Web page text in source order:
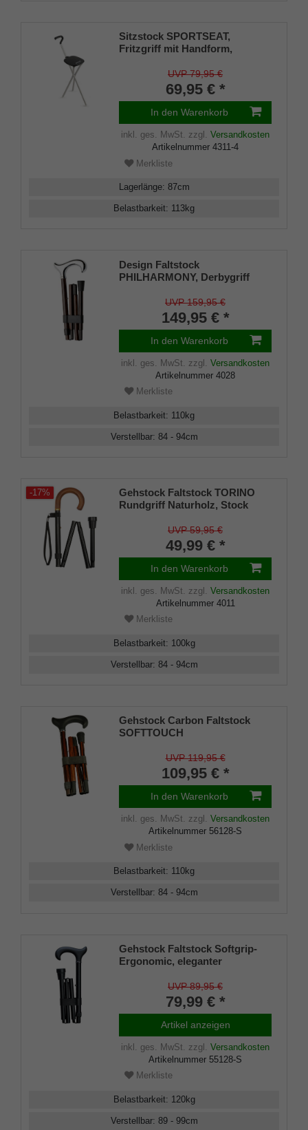
Sitzstock SPORTSEAT,
Fritzgriff mit Handform,
Sitzhöhe 54 cm, Gehhöhe 87
cm, inkl. Gummipuffer
UVP 79,95 €
69,95 € *
In den Warenkorb
inkl. ges. MwSt. zzgl. Versandkosten
Artikelnummer 4311-4
Merkliste
Lagerlänge: 87cm
Belastbarkeit: 113kg
Design Faltstock
PHILHARMONY, Derbygriff
Carbon Ebenholz-Furnier
braun, Chromring, faltbar, 85-
95 cm, Damen Herren Gehstock
UVP 159,95 €
149,95 € *
In den Warenkorb
inkl. ges. MwSt. zzgl. Versandkosten
Artikelnummer 4028
Merkliste
Belastbarkeit: 110kg
Verstellbar: 84 - 94cm
-17%
Gehstock Faltstock TORINO
Rundgriff Naturholz, Stock
höhenverstellbar 84 bis 94 cm,
Gummipuffer, schw. Kordel-
Tragschlaufe
UVP 59,95 €
49,99 € *
In den Warenkorb
inkl. ges. MwSt. zzgl. Versandkosten
Artikelnummer 4011
Merkliste
Belastbarkeit: 100kg
Verstellbar: 84 - 94cm
Gehstock Carbon Faltstock
SOFTTOUCH
Derbygriff mit Softtouch-
Oberfläche, aufgesetzt auf
einen Stock aus Carbon mit
Ebenholzoptik,
höhenverstellbar, inklusiv
Schlankpuffer.
UVP 119,95 €
109,95 € *
In den Warenkorb
inkl. ges. MwSt. zzgl. Versandkosten
Artikelnummer 56128-S
Merkliste
Belastbarkeit: 110kg
Verstellbar: 84 - 94cm
Gehstock Faltstock Softgrip-
Ergonomic, eleganter
Softgrip-Beschichtung,
aufgesetzt auf einen Stock aus
stabilem Leichtmetall in
schwarz, höhenverstellbar von
89 - 99 cm, faltbar, inklusive
Gummipuffer.
UVP 89,95 €
79,99 € *
Artikel anzeigen
inkl. ges. MwSt. zzgl. Versandkosten
Artikelnummer 55128-S
Merkliste
Belastbarkeit: 120kg
Verstellbar: 89 - 99cm